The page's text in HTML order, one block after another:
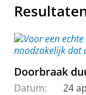
Doorbraak
Datum:
24